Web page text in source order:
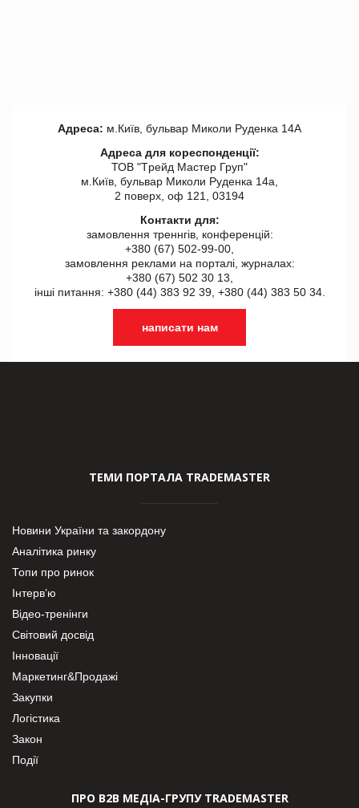
Адреса: м.Київ, бульвар Миколи Руденка 14А
Адреса для кореспонденції:
ТОВ "Tрейд Мастер Груп"
м.Київ, бульвар Миколи Руденка 14а,
2 поверх, оф 121, 03194
Контакти для:
замовлення треннгів, конференцій:
+380 (67) 502-99-00,
замовлення реклами на порталі, журналах:
+380 (67) 502 30 13,
інші питання: +380 (44) 383 92 39, +380 (44) 383 50 34.
написати нам
ТЕМИ ПОРТАЛА TRADEMASTER
Новини України та закордону
Аналітика ринку
Топи про ринок
Інтерв’ю
Відео-тренінги
Світовий досвід
Інновації
Маркетинг&Продажі
Закупки
Логістика
Закон
Події
ПРО В2В МЕДІА-ГРУПУ TRADEMASTER